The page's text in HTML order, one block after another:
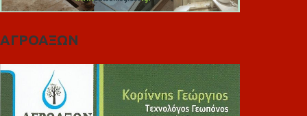
ΑΓΡΟΑΞΩΝ